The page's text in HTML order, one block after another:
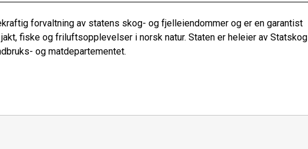
forvaltning av statens skog- og fjelleiendommer og er en garantist
fiske og friluftsopplevelser i norsk natur. Staten er heleier av Statskog
og matdepartementet.